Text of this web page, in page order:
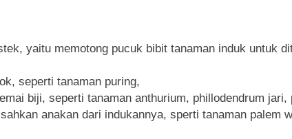
yaitu memotong pucuk bibit tanaman induk untuk
seperti tanaman puring,
biji, seperti tanaman anthurium, phillodendrum jari,
anakan dari indukannya, sperti tanaman palem